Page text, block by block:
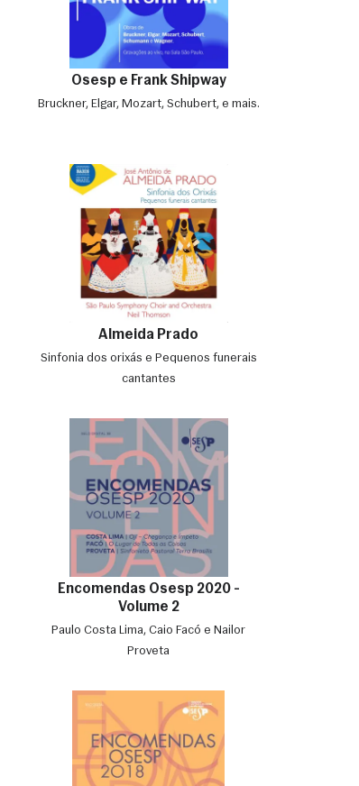
Osesp e Frank Shipway
Bruckner, Elgar, Mozart, Schubert, e mais.
Almeida Prado
Sinfonia dos orixás e Pequenos funerais
cantantes
Encomendas Osesp 2020 -
Volume 2
Paulo Costa Lima, Caio Facó e Nailor
Proveta